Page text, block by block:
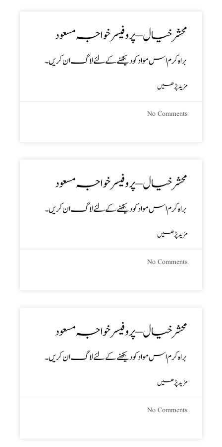
محشر خیال – پروفیسر خواجہ مسعود
براہ کرم اس مواد کو دیکھنے کے لئے لاگ ان کریں۔
مزید پڑھیں
No Comments
محشر خیال – پروفیسر خواجہ مسعود
براہ کرم اس مواد کو دیکھنے کے لئے لاگ ان کریں۔
مزید پڑھیں
No Comments
محشر خیال – پروفیسر خواجہ مسعود
براہ کرم اس مواد کو دیکھنے کے لئے لاگ ان کریں۔
مزید پڑھیں
No Comments